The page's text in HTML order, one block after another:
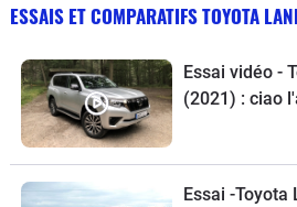
ESSAIS ET COMPARATIFS TOYOTA
Essai vidéo -
(2021) : ciao
Essai -Toyota Land Cruiser 3.0 D4-D